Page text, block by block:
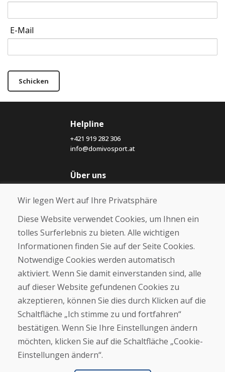
E-Mail
Schicken
Helpline
+421 919 282 306
info@domivosport.at
Über uns
Über uns
Kontakt
Kaufen
E-Shop
Geschäftsbedingungen
Zahlung
Beschwerde
Rückgabe und Umtausch von Waren
Cookies
Wir legen Wert auf Ihre Privatsphäre
Diese Website verwendet Cookies, um Ihnen ein
tolles Surferlebnis zu bieten. Alle wichtigen
Informationen finden Sie auf der Seite Cookies.
Notwendige Cookies werden automatisch
aktiviert. Wenn Sie damit einverstanden sind, alle
auf dieser Website gefundenen Cookies zu
akzeptieren, können Sie dies durch Klicken auf die
Schaltfläche „Ich stimme zu und fortfahren“
bestätigen. Wenn Sie Ihre Einstellungen ändern
möchten, klicken Sie auf die Schaltfläche „Cookie-
Einstellungen ändern“.